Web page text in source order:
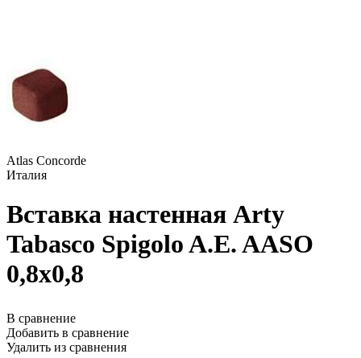
Atlas Concorde
Италия
Вставка настенная Arty
Tabasco Spigolo A.E. AASO
0,8x0,8
В сравнение
Добавить в сравнение
Удалить из сравнения